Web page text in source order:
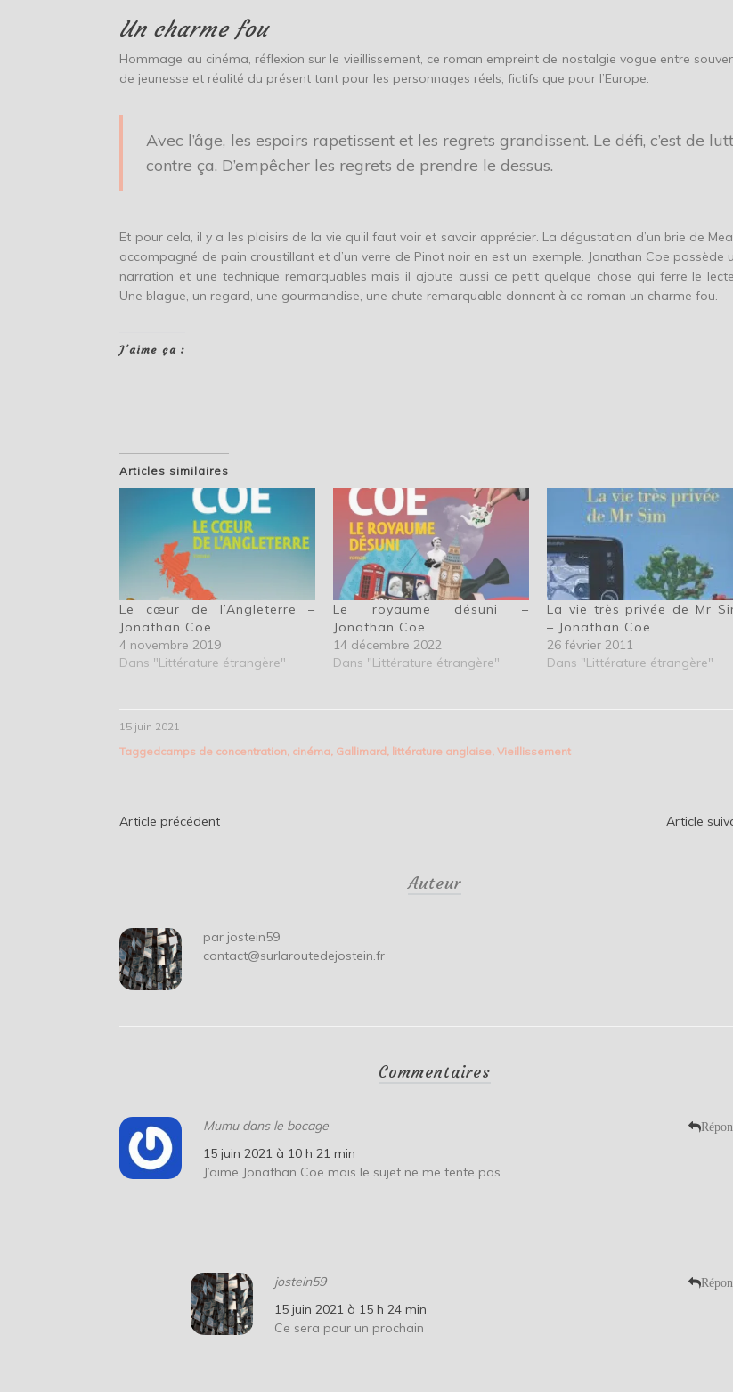
Un charme fou
Hommage au cinéma, réflexion sur le vieillissement, ce roman empreint de nostalgie vogue entre
de jeunesse et réalité du présent tant pour les personnages réels, fictifs que pour l’Europe.
Avec l’âge, les espoirs rapetissent et les regrets grandissent. Le défi, c’est de
contre ça. D’empêcher les regrets de prendre le dessus.
Et pour cela, il y a les plaisirs de la vie qu’il faut voir et savoir apprécier. La dégustation d’un brie de
accompagné de pain croustillant et d’un verre de Pinot noir en est un exemple. Jonathan Coe possède
narration et une technique remarquables mais il ajoute aussi ce petit quelque chose qui ferre le
Une blague, un regard, une gourmandise, une chute remarquable donnent à ce roman un charme fou.
J’aime ça :
Articles similaires
Le cœur de l’Angleterre –
Jonathan Coe
4 novembre 2019
Dans "Littérature étrangère"
Le royaume désuni –
Jonathan Coe
14 décembre 2022
Dans "Littérature étrangère"
La vie très privée de Mr
– Jonathan Coe
26 février 2011
Dans "Littérature étrangère"
15 juin 2021
Taggedcamps de concentration, cinéma, Gallimard, littérature anglaise,Vieillissement
Navigation
Article précédent Article
Auteur
par jostein59
contact@surlaroutedejostein.fr
Commentaires
Mumu dans le bocage
15 juin 2021 à 10 h 21 min
J’aime Jonathan Coe mais le sujet ne me tente pas
jostein59
15 juin 2021 à 15 h 24 min
Ce sera pour un prochain